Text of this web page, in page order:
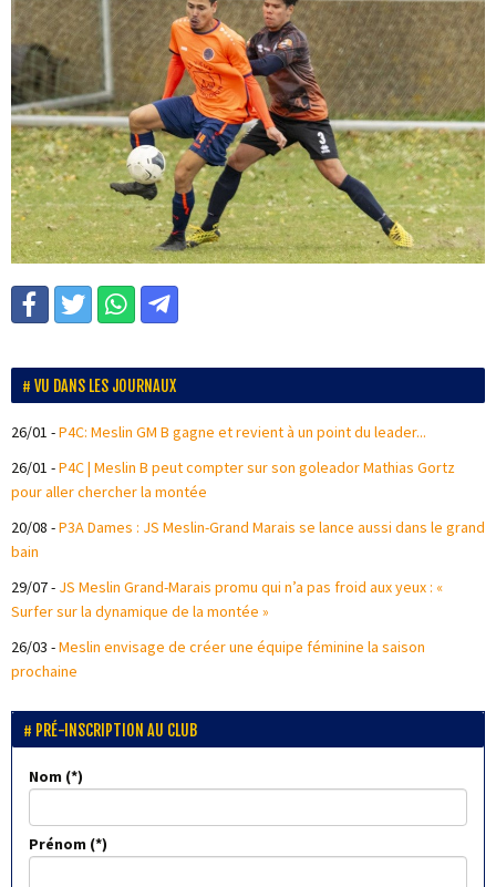
VU DANS LES JOURNAUX
26/01 -P4C: Meslin GM B gagne et revient à un point du leader...
26/01 -P4C | Meslin B peut compter sur son goleador Mathias Gortz
pour aller chercher la montée
20/08 -P3A Dames : JS Meslin-Grand Marais se lance aussi dans le grand
bain
29/07- JS Meslin Grand-Marais promu qui n’a pas froid aux yeux : «
Surfer sur la dynamique de la montée »
26/03 -Meslin envisage de créer une équipe féminine la saison
prochaine
PRÉ-INSCRIPTION AU CLUB
Nom
Prénom